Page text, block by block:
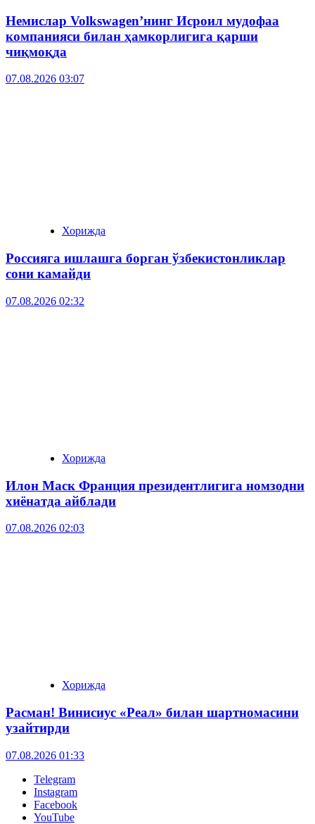
Немислар Volkswagen’нинг Исроил мудофаа
компанияси билан ҳамкорлигига қарши
чиқмоқда
07.08.2026 03:07
Хорижда
Россияга ишлашга борган ўзбекистонликлар
сони камайди
07.08.2026 02:32
Хорижда
Илон Маск Франция президентлигига номзодни
хиёнатда айблади
07.08.2026 02:03
Хорижда
Расман! Винисиус «Реал» билан шартномасини
узайтирди
07.08.2026 01:33
Telegram
Instagram
Facebook
YouTube